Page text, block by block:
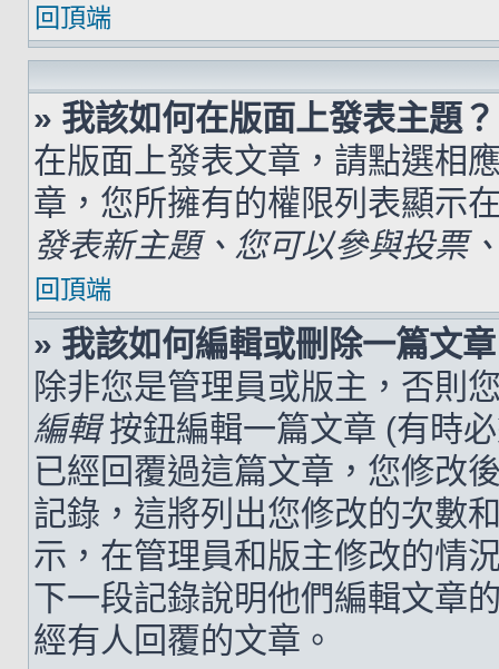
回頂端
» 我該如何在版面上發表主題？
在版面上發表文章，請點選相
章，您所擁有的權限列表顯示
發表新主題、您可以參與投票
回頂端
» 我該如何編輯或刪除一篇文
除非您是管理員或版主，否則
編輯按鈕編輯一篇文章 (有時
已經回覆過這篇文章，您修改
記錄，這將列出您修改的次數
示，在管理員和版主修改的情
下一段記錄說明他們編輯文章
經有人回覆的文章。